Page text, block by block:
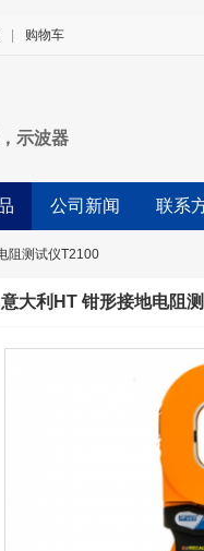
购物车
示波器
公司新闻 联系
阻测试仪T2100
意大利HT 钳形接地电阻